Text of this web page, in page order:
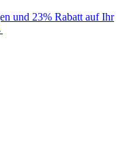
und 23% Rabatt auf Ihr